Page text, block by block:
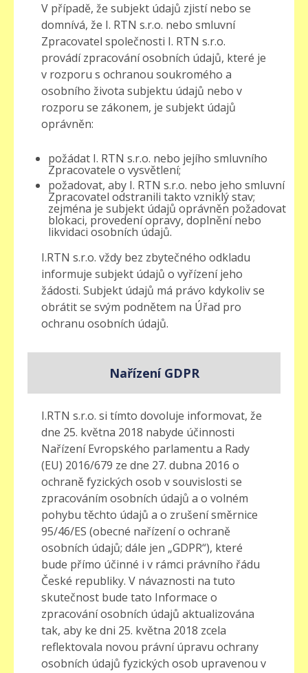
V případě, že subjekt údajů zjistí nebo se
domnívá, že I. RTN s.r.o. nebo smluvní
Zpracovatel společnosti I. RTN s.r.o.
provádí zpracování osobních údajů, které je
v rozporu s ochranou soukromého a
osobního života subjektu údajů nebo v
rozporu se zákonem, je subjekt údajů
oprávněn:
požádat I. RTN s.r.o. nebo jejího smluvního
Zpracovatele o vysvětlení;
požadovat, aby I. RTN s.r.o. nebo jeho smluvní
Zpracovatel odstranili takto vzniklý stav;
zejména je subjekt údajů oprávněn požadovat
blokaci, provedení opravy, doplnění nebo
likvidaci osobních údajů.
I.RTN s.r.o. vždy bez zbytečného odkladu
informuje subjekt údajů o vyřízení jeho
žádosti. Subjekt údajů má právo kdykoliv se
obrátit se svým podnětem na Úřad pro
ochranu osobních údajů.
Nařízení GDPR
I.RTN s.r.o. si tímto dovoluje informovat, že
dne 25. května 2018 nabyde účinnosti
Nařízení Evropského parlamentu a Rady
(EU) 2016/679 ze dne 27. dubna 2016 o
ochraně fyzických osob v souvislosti se
zpracováním osobních údajů a o volném
pohybu těchto údajů a o zrušení směrnice
95/46/ES (obecné nařízení o ochraně
osobních údajů; dále jen „GDPR“), které
bude přímo účinné i v rámci právního řádu
České republiky. V návaznosti na tuto
skutečnost bude tato Informace o
zpracování osobních údajů aktualizována
tak, aby ke dni 25. května 2018 zcela
reflektovala novou právní úpravu ochrany
osobních údajů fyzických osob upravenou v